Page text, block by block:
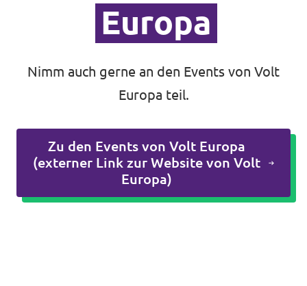
Datenschutz
Impressum
Europa
Nimm auch gerne an den Events von Volt
Europa teil.
Zu den Events von Volt Europa
(externer Link zur Website von Volt
Europa)